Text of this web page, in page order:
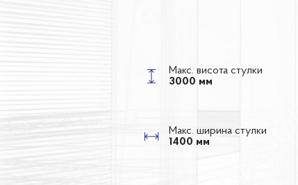
Макс. висота стулки
3000 мм
Макс. ширина стулки
1400 мм